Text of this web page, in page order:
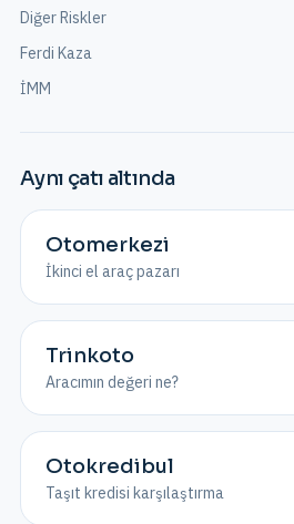
Diğer Riskler
Ferdi Kaza
İMM
Aynı çatı altında
Otomerkezi
İkinci el araç pazarı
Trinkoto
Aracımın değeri ne?
Otokredibul
Taşıt kredisi karşılaştırma